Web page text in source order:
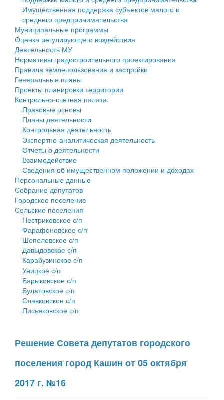
Нормативы градостроительного проектирования
Правила землепользования и застройки
Генеральные планы
Проекты планировки территории
Собрание депутатов
Городское поселение
Сельские поселения
Имущественная поддержка субъектов малого и
среднего предпринимательства
Муниципальные программы
Оценка регулирующего воздействия
Деятельность МУ
Нормативы градостроительного проектирования
Правила землепользования и застройки
Генеральные планы
Проекты планировки территории
Контрольно-счетная палата
Правовые основы
Планы деятельности
Контрольная деятельность
Экспертно-аналитическая деятельность
Отчеты о деятельности
Взаимодействие
Сведения об имущественном положении и доходах
Персональные данные
Собрание депутатов
Городское поселение
Сельские поселения
Пестриковское с/п
Фарафоновское с/п
Шепелевское с/п
Давыдовское с/п
Карабузинское с/п
Уницкое с/п
Барыковское с/п
Булатовское с/п
Славковское с/п
Письяковское с/п
Решение Совета депутатов городского
поселения город Кашин от 05 октября
2017 г. №16